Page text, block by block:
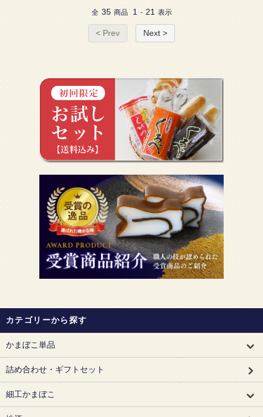
全 35 商品 1 - 21 表示
< Prev Next >
カテゴリーから探す
かまぼこ単品
詰め合わせ・ギフトセット
細工かまぼこ